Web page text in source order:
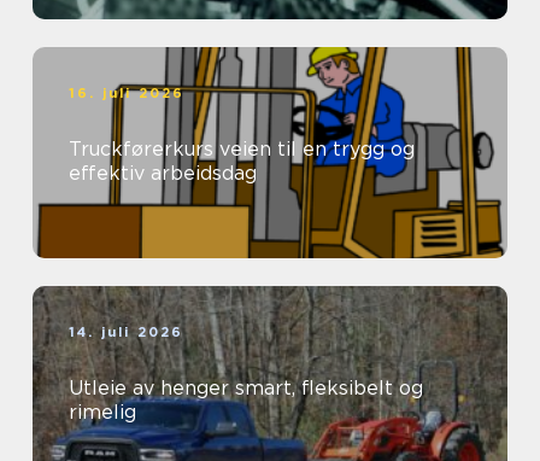
16. juli 2026
Truckførerkurs veien til en trygg og
effektiv arbeidsdag
14. juli 2026
Utleie av henger smart, fleksibelt og
rimelig